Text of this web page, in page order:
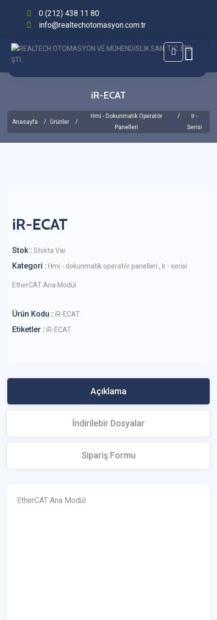
0 (212) 438 11 80
info@realtechotomasyon.com.tr
iR-ECAT
Anasayfa Ürünler
Hmi - Dokunmatik Operatör
Panelleri
Ir -
Serisi
iR-ECAT
Stok : Stokta Var
Kategori : Hmi - dokunmatik operatör panelleri , Ir - serisi
EtherCAT Ana Modül
Ürün Kodu : iR-ECAT
Etiketler : iR-ECAT
Açıklama
İndirilebir Dosyalar
Sipariş Formu
EtherCAT Ana Modül